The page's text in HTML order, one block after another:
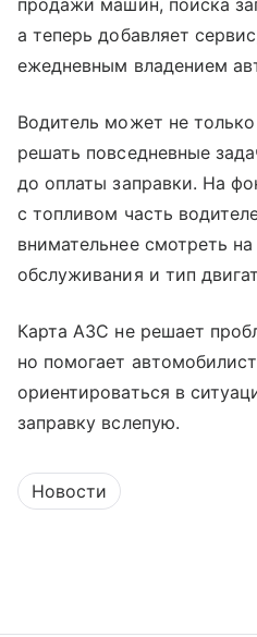
а теперь добавляет
ежедневным владением
Водитель может не
решать повседневные
до оплаты заправки. На
с топливом часть
внимательнее смотреть
обслуживания и тип
Карта АЗС не решает
но помогает
ориентироваться в
заправку вслепую.
Новости